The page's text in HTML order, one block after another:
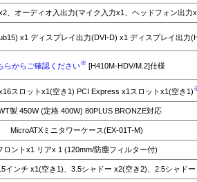
、オーディオ入出力(マイク入力x1、ヘッドフォン出力
x1 ディスプレイ出力(DVI-D) x1 ディスプレイ出力
らからご確認ください※ [H410M-HDV/M.2]仕様
スロットx1(空き1) PCI Express x1スロットx1(空き1)
製 450W (定格 400W) 80PLUS BRONZE対応
MicroATXミニタワーケース(EX-01T-M)
ロントx1 リアx 1 (120mm/防塵フィルター付)
インチ x1(空き1)、3.5シャドー x2(空き2)、2.5シャド